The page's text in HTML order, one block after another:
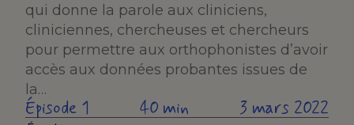
qui donne la parole aux cliniciens,
cliniciennes, chercheuses et chercheurs
pour permettre aux orthophonistes d’avoir
accès aux données probantes issues de
la…
Épisode 1 40 min 3 mars 2022